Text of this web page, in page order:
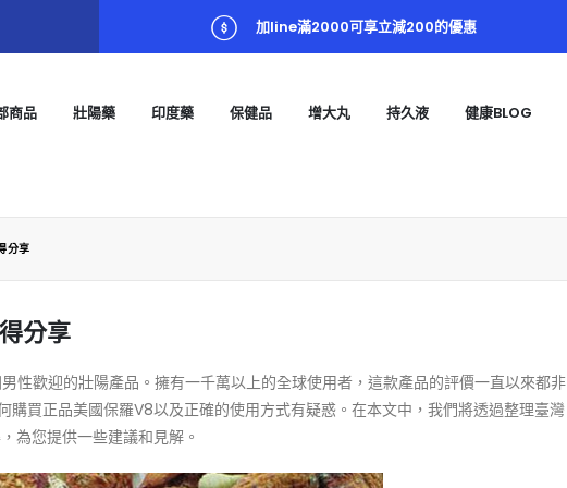
加line滿2000可享立減200的優惠
商品 壯陽藥 印度藥 保健品 增大丸 持久液 健康BLOG
分享
分享
男性歡迎的壯陽產品。擁有一千萬以上的全球使用者，這款產品的評價一直以來都非
購買正品美國保羅V8以及正確的使用方式有疑惑。在本文中，我們將透過整理臺灣
為您提供一些建議和見解。